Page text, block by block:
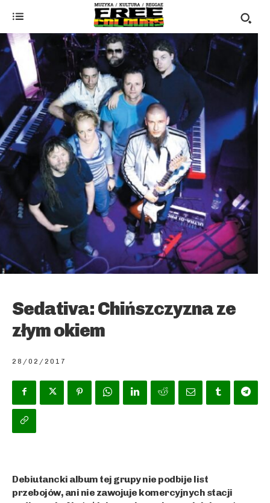
Sedativa: Chińszczyzna ze
złym okiem
28/02/2017
Debiutancki album tej grupy nie podbije list
przebojów, ani nie zawojuje komercyjnych stacji